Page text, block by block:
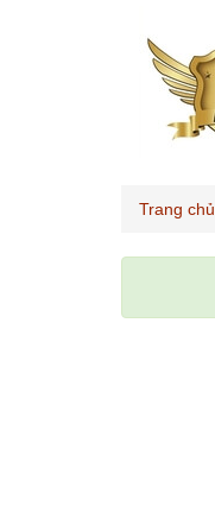
Trang chủ